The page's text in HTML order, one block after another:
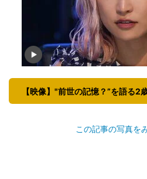
【映像】"前世の記憶？”を語る2
この記事の写真を